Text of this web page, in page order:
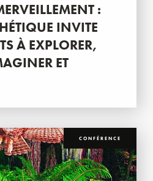
:
INVITE
À EXPLORER,
ET
CONFÉRENCE